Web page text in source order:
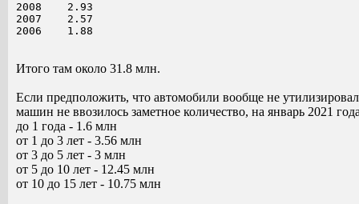
2008	2.93
2007	2.57
2006	1.88
Итого там около 31.8 млн.
Если предположить, что автомобили вообще не
машин не ввозилось заметное количество, на январь 2021
до 1 года - 1.6 млн
от 1 до 3 лет - 3.56 млн
от 3 до 5 лет - 3 млн
от 5 до 10 лет - 12.45 млн
от 10 до 15 лет - 10.75 млн